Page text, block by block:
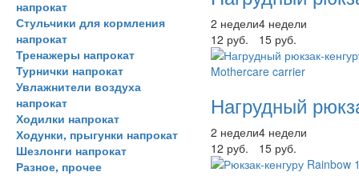
напрокат
Стульчики для кормления
напрокат
Тренажеры напрокат
Турнички напрокат
Увлажнители воздуха
напрокат
Ходилки напрокат
Ходунки, прыгунки напрокат
Шезлонги напрокат
Разное, прочее
2 недели4 недели
12 руб.
15 руб.
Нагрудный
2 недели4 недели
12 руб.
15 руб.